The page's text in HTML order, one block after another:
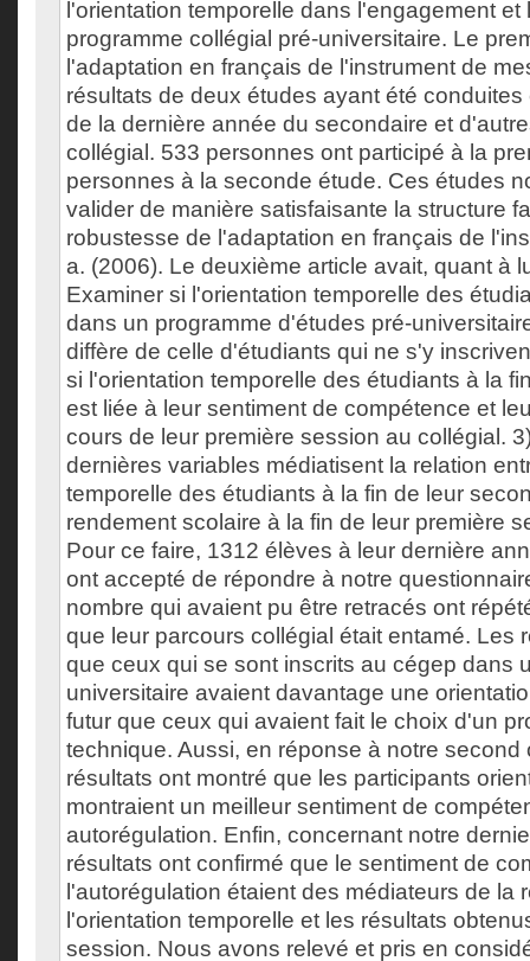
l'orientation temporelle dans l'engagement
programme collégial pré-universitaire. Le
l'adaptation en français de l'instrument de
résultats de deux études ayant été
de la dernière année du secondaire et
collégial. 533 personnes ont participé à la
personnes à la seconde étude. Ces études
valider de manière satisfaisante la structure
robustesse de l'adaptation en français de
a. (2006). Le deuxième article avait, quant à
Examiner si l'orientation temporelle des
dans un programme d'études pré-
diffère de celle d'étudiants qui ne s'y
si l'orientation temporelle des étudiants à la
est liée à leur sentiment de compétence et
cours de leur première session au collégial.
dernières variables médiatisent la relation
temporelle des étudiants à la fin de leur
rendement scolaire à la fin de leur première
Pour ce faire, 1312 élèves à leur dernière
ont accepté de répondre à notre
nombre qui avaient pu être retracés ont
que leur parcours collégial était entamé. Les
que ceux qui se sont inscrits au cégep dans
universitaire avaient davantage une
futur que ceux qui avaient fait le choix d'un
technique. Aussi, en réponse à notre second
résultats ont montré que les participants
montraient un meilleur sentiment de
autorégulation. Enfin, concernant notre
résultats ont confirmé que le sentiment de
l'autorégulation étaient des médiateurs de la
l'orientation temporelle et les résultats
session. Nous avons relevé et pris en